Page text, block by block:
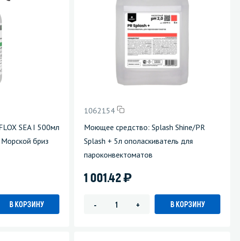
SEA I 500мл
бриз
В КОРЗИНУ
1062154
Моющее средство: Splash Shine/PR
Splash + 5л ополаскиватель для
пароконвектоматов
1 001.42)
- + В КОРЗИНУ